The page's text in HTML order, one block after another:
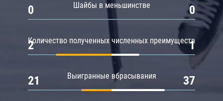
Шайбы в меньшинстве
0 0
Количество полученных численных преимуществ
2 1
Выигранные вбрасывания
21 37